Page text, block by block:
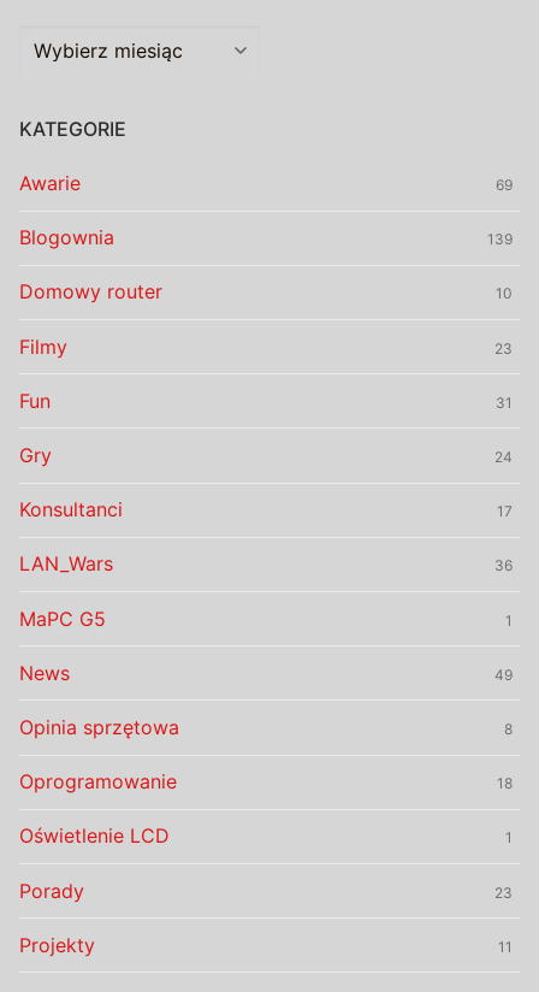
Archiwalia
KATEGORIE
Awarie 69
Blogownia 139
Domowy router 10
Filmy 23
Fun 31
Gry 24
Konsultanci 17
LAN_Wars 36
MaPC G5 1
News 49
Opinia sprzętowa 8
Oprogramowanie 18
Oświetlenie LCD 1
Porady 23
Projekty 11